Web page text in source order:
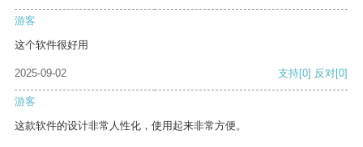
游客
这个软件很好用
2025-09-02 支持[0] 反对[0]
游客
这款软件的设计非常人性化，使用起来非常方便。